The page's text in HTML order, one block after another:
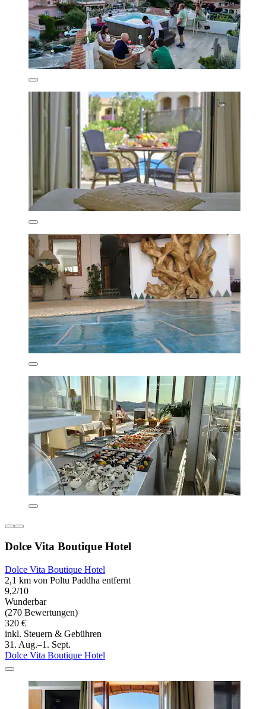
Dolce Vita Boutique Hotel
Dolce Vita Boutique Hotel
2,1 km von Poltu Paddha entfernt
9,2/10
Wunderbar
(270 Bewertungen)
320 €
inkl. Steuern & Gebühren
31. Aug.–1. Sept.
Dolce Vita Boutique Hotel